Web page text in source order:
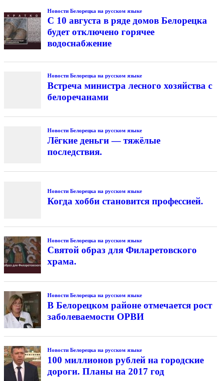
Новости Белорецка на русском языке
С 10 августа в ряде домов Белорецка
будет отключено горячее
водоснабжение
Новости Белорецка на русском языке
Встреча министра лесного хозяйства с
белоречанами
Новости Белорецка на русском языке
Лёгкие деньги — тяжёлые
последствия.
Новости Белорецка на русском языке
Когда хобби становится профессией.
Новости Белорецка на русском языке
Святой образ для Филаретовского
храма.
Новости Белорецка на русском языке
В Белорецком районе отмечается рост
заболеваемости ОРВИ
Новости Белорецка на русском языке
100 миллионов рублей на городские
дороги. Планы на 2017 год